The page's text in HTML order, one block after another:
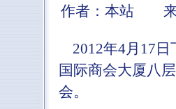
作者：本站 来
2012年4月17日
国际商会大厦八
会。